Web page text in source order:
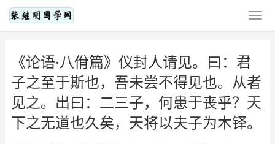
《论语·八佾篇》仪封人请见。曰：君
子之至于斯也，吾未尝不得见也。从者
见之。出曰：二三子，何患于丧乎？天
下之无道也久矣，天将以夫子为木铎。